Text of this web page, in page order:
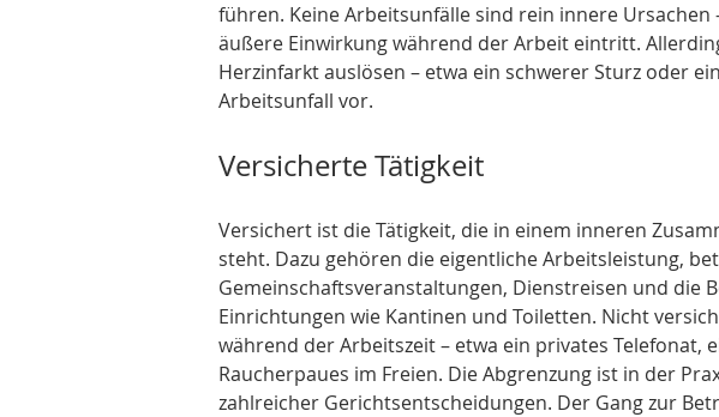
führen. Keine Arbeitsunfälle sind rein innere
äußere Einwirkung während der Arbeit eintritt.
Herzinfarkt auslösen – etwa ein schwerer Sturz oder
Arbeitsunfall vor.
Versicherte Tätigkeit
Versichert ist die Tätigkeit, die in einem inneren
steht. Dazu gehören die eigentliche Arbeitsleistung,
Gemeinschaftsveranstaltungen, Dienstreisen und die
Einrichtungen wie Kantinen und Toiletten. Nicht
während der Arbeitszeit – etwa ein privates Telefonat,
Raucherpaues im Freien. Die Abgrenzung ist in der
zahlreicher Gerichtsentscheidungen. Der Gang zur